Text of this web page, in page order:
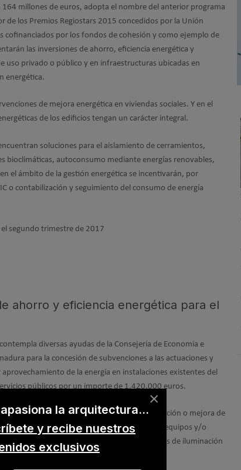
164 millones de euros, adopta el nombre del anterior programa
los Premios Regiostars 2015 concedidos por la Unión
cofinanciados por los fondos de cohesión y como ejemplo de
las inversiones de ahorro, eficiencia energética y
uso privado o público y en infraestructuras ubicadas en
energética.
de mejora energética en viviendas sociales. Y en el
de los edificios tengan un carácter integral.
soluciones para el aislamiento de cerramientos,
bioclimáticas, autoconsumo mediante energías renovables,
el ámbito de la gestión energética se incentivarán, por
o contabilización y seguimiento del consumo de energía
segundo trimestre de 2017
ahorro y eficiencia energética para el
diversas ayudas de la Consejería de Economía e
para la concesión de subvenciones a las actuaciones y
de la energía en instalaciones existentes del
públicos por un importe de 1.420.000 euros.
(auditorías energéticas integrales, sustitución o mejora de
productivos, sustitución o mejora de equipos y/o
de la eficiencia energética de instalaciones de iluminación
etc.).
×
la arquitectura...
y recibe nuestros
exclusivos